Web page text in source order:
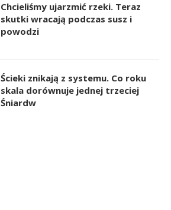
Chcieliśmy ujarzmić rzeki. Teraz
skutki wracają podczas susz i
powodzi
Ścieki znikają z systemu. Co roku
skala dorównuje jednej trzeciej
Śniardw